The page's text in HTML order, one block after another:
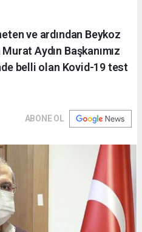
ve ardından Beykoz
Aydın Başkanımız
belli olan Kovid-19 test
ABONE OL